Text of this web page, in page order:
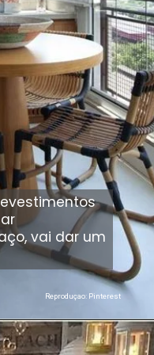
vai dar um
Reproduçao: Pinterest